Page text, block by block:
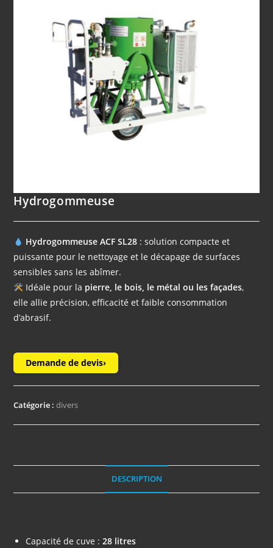
Hydrogommeuse
Hydrogommeuse ACF SL28 : solution compacte et
puissante pour le nettoyage et le décapage de surfaces
sensibles sans les abîmer.
Idéale pour la pierre, le bois, le métal ou les façades,
elle allie précision, efficacité et faible consommation
d’abrasif.
Demande de devis›
Catégorie :divers
DESCRIPTION
Capacité de cuve :28 litres